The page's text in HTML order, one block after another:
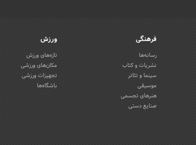
فرهنگی
رسانه‌ها
نشریات و کتاب
سینما و تئاتر
موسیقی
هنرهای تجسمی
صنایع دستی
ورزش
تازه‌های ورزش
مکان‌های ورزشی
تجهیزات ورزشی
باشگاه‌ها